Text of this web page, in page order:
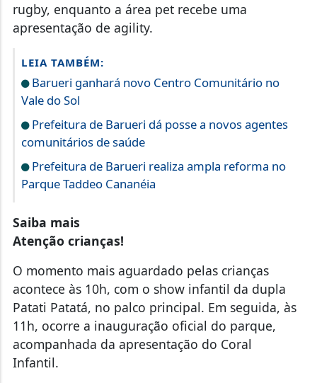
rugby, enquanto a área pet recebe uma
apresentação de agility.
LEIA TAMBÉM:
Barueri ganhará novo Centro Comunitário no
Vale do Sol
Prefeitura de Barueri dá posse a novos agentes
comunitários de saúde
Prefeitura de Barueri realiza ampla reforma no
Parque Taddeo Cananéia
Saiba mais
Atenção crianças!
O momento mais aguardado pelas crianças
acontece às 10h, com o show infantil da dupla
Patati Patatá, no palco principal. Em seguida, às
11h, ocorre a inauguração oficial do parque,
acompanhada da apresentação do Coral
Infantil.